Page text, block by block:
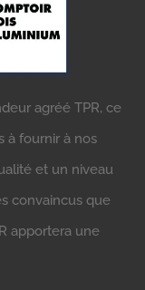
agréé TPR, ce
à fournir à nos
et un niveau
convaincus que
apportera une